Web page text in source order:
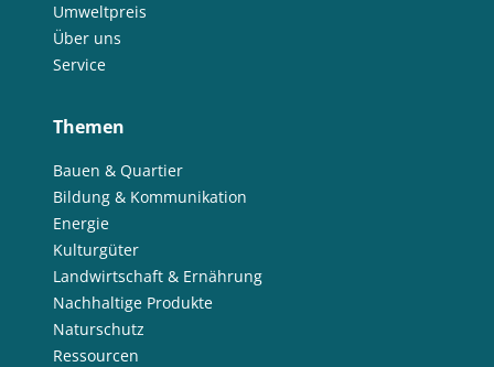
Umweltpreis
Über uns
Service
Themen
Bauen & Quartier
Bildung & Kommunikation
Energie
Kulturgüter
Landwirtschaft & Ernährung
Nachhaltige Produkte
Naturschutz
Ressourcen